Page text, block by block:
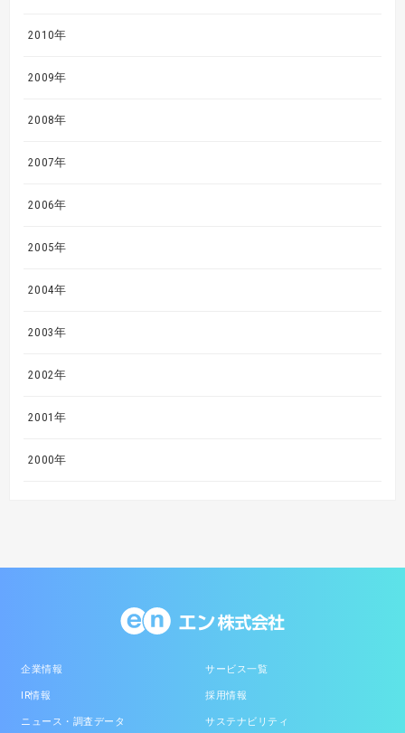
2010年
2009年
2008年
2007年
2006年
2005年
2004年
2003年
2002年
2001年
2000年
企業情報 サービス一覧
IR情報 採用情報
ニュース・調査データ サステナビリティ